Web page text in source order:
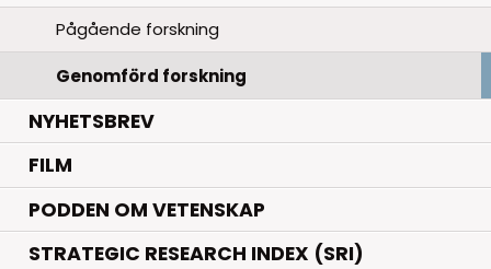
Pågående forskning
Genomförd forskning
NYHETSBREV
FILM
PODDEN OM VETENSKAP
STRATEGIC RESEARCH INDEX (SRI)